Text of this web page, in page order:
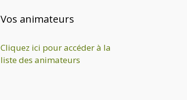
Vos animateurs
Cliquez ici pour accéder à la
liste des animateurs